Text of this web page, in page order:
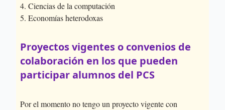
4. Ciencias de la computación
5. Economías heterodoxas
Proyectos vigentes o convenios de
colaboración en los que pueden
participar alumnos del PCS
Por el momento no tengo un proyecto vigente con